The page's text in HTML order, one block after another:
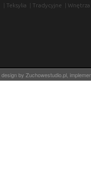
| Teksylia | Tradycyjne | Wnętrza
design by Zuchowestudio.pl ,